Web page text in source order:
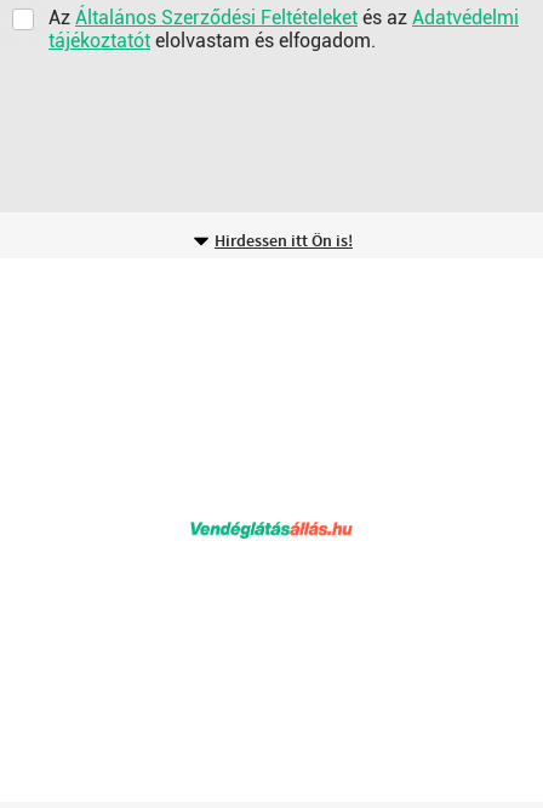
Az Általános Szerződési Feltételeket és az Adatvédelmi
tájékoztatót elolvastam és elfogadom.
Hirdessen itt Ön is!